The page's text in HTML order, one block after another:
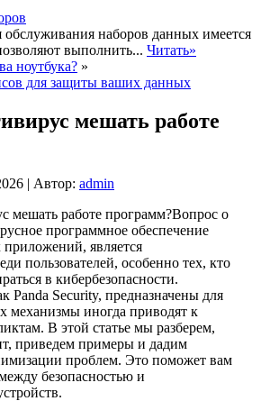
наборов данных имеется
выполнить... Читать»
ноутбука? »
для защиты ваших данных
мешать работе
| Автор: admin
Вопрос о
программное обеспечение
является
пользователей, особенно тех, кто
в кибербезопасности.
Panda Security, предназначены для
механизмы иногда приводят к
В этой статье мы разберем,
приведем примеры и дадим
проблем. Это поможет вам
безопасностью и